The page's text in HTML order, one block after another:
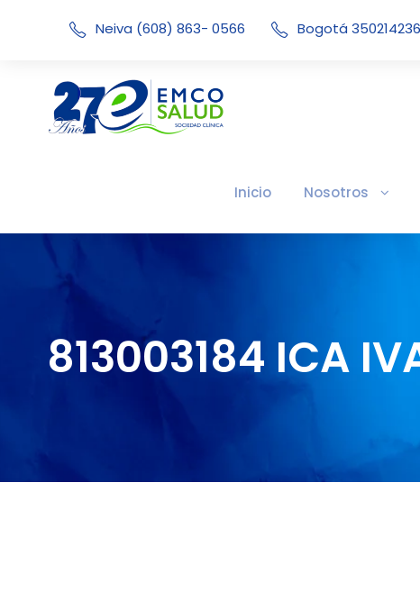
Neiva (608) 863- 0566 Bogotá
Inicio Nosotros
813003184 ICA